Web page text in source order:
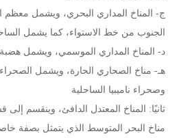
ج- المناخ المداري البحري، ويشمل معظم
الجنوب من خط الاستواء، كما يشمل
د- المناخ المداري الموسمي، ويشمل
هـ- مناخ الصحاري الحارة، ويشمل
وصحراء ناميبيا الساحلية
ثانيًا: المناخ المعتدل الدافئ، وينقسم
مناخ البحر المتوسط الذي يتمثل بصفة